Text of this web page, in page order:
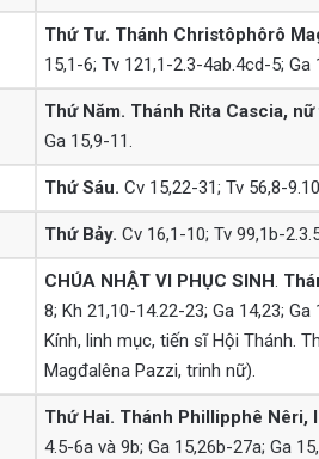
Thứ Tư. Thánh Christôphôrô
15,1-6; Tv 121,1-2.3-4ab.4cd-5; Ga
Thứ Năm. Thánh Rita Cascia, nữ
Ga 15,9-11.
Thứ Sáu. Cv 15,22-31; Tv 56,8-
Thứ Bảy. Cv 16,1-10; Tv 99,1b-
CHÚA NHẬT VI PHỤC SINH
8; Kh 21,10-14.22-23; Ga 14,23;
Kính, linh mục, tiến sĩ Hội Thánh.
Magđalêna Pazzi, trinh nữ).
Thứ Hai. Thánh Phillipphê Nêri,
4.5-6a và 9b; Ga 15,26b-27a; Ga